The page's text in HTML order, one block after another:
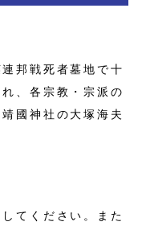
邦戦死者墓地で十
、各宗教・宗派の
國神社の大塚海夫
てください。また